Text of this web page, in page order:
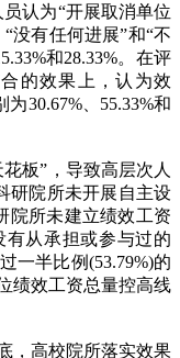
认为“开展取消单位
没有任何进展”和“不
和28.33%。在评
的效果上，认为效
30.67%、55.33%和
板”，导致高层次人
研院所未开展自主设
院所未建立绩效工资
有从承担或参与过的
一半比例(53.79%)的
绩效工资总量控高线
高校院所落实效果